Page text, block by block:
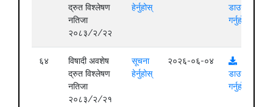
द्रुत विश्लेषण
नतिजा
२०८३/२/२२
हेर्नुहोस्
डाउनलोड
गर्नुहोस्
६४
विषादी अवशेष
द्रुत विश्लेषण
नतिजा
२०८३/२/२१
सूचना
हेर्नुहोस्
२०२६-०६-०४
डाउनलोड
गर्नुहोस्